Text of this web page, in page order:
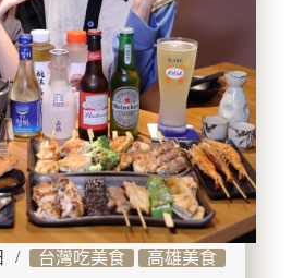
台灣吃美食 高雄美食